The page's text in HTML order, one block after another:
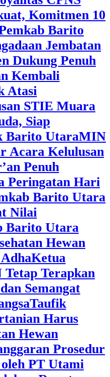
Komitmen 10
Barito
Jembatan
Dukung Penuh
Kembali
Atasi
STIE Muara
Siap
Barito UtaraMIN
Acara Kelulusan
Penuh
Peringatan Hari
Barito Utara
Nilai
Barito Utara
Hewan
Ketua
Tetap Terapkan
Semangat
Taufik
Harus
Hewan
Prosedur
PT Utami